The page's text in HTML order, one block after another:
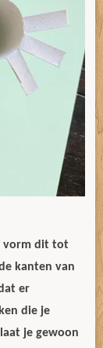
vorm dit tot
kanten van
er
die je
je gewoon